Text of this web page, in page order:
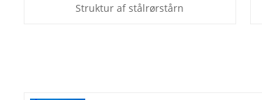
Struktur af stålrørstårn